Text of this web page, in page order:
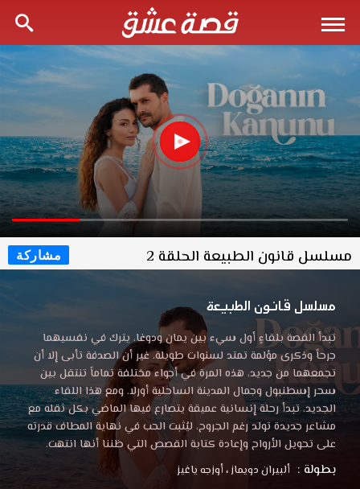
مسلسل قانون الطبيعة الحلقة 2 مشاركة
مسلسل قانون الطبيعة
تبدأ القصة بلقاءٍ أول سيء بين يمان ودوغا، يترك في نفسيهما
جرحاً وذكرى مؤلمة تمتد لسنوات طويلة. غير أن الصدفة تأبى إلا أن
تجمعهما من جديد، هذه المرة في أجواء مختلفة تماماً تنتقل بين
سحر إسطنبول وجمال المدينة الساحلية أورلا. ومع هذا اللقاء
الجديد، تبدأ رحلة إنسانية عميقة يتصارع فيها الماضي بكل ثقله مع
مشاعر جديدة تولد رغم الجروح، ليُثبت الحب في نهاية المطاف قدرته
على تحويل الأرواح وإعادة كتابة القصص التي ظننا أنها انتهت.
بطولة : ألبيران دويماز ،أوزجه ياغيز